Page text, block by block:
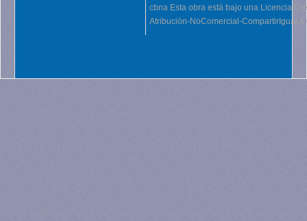
cbna Esta obra está bajo una Licencia
Atribución-NoComercial-CompartirIgual